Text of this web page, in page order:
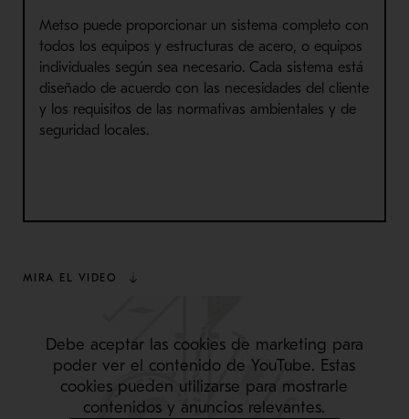
Metso puede proporcionar un sistema completo con
todos los equipos y estructuras de acero, o equipos
individuales según sea necesario. Cada sistema está
diseñado de acuerdo con las necesidades del cliente
y los requisitos de las normativas ambientales y de
seguridad locales.
MIRA EL VIDEO
Debe aceptar las cookies de marketing para
poder ver el contenido de YouTube. Estas
cookies pueden utilizarse para mostrarle
contenidos y anuncios relevantes.